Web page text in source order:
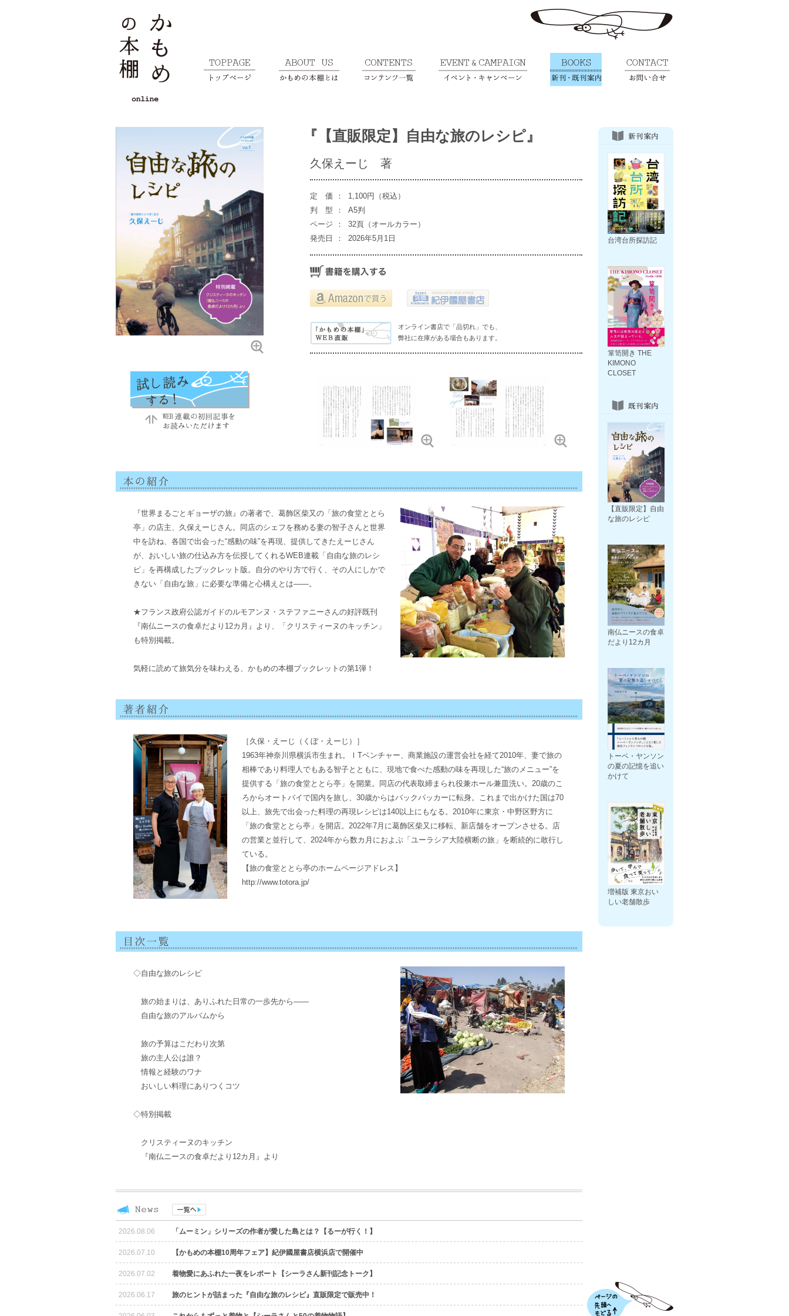
『【直販限定】自由な旅のレシピ』
久保えーじ 著
定 価 ：
1,100円（税込）
判 型
：
A5判
ページ
：
32頁（オールカラー）
発売日
： 2026年5月1日
オンライン書店で「品切れ」でも、
弊社に在庫がある場合もあります。
『世界まるごとギョーザの旅』の著者で、葛飾区柴又の「旅の食堂ととら
亭」の店主、久保えーじさん。同店のシェフを務める妻の智子さんと世界
中を訪ね、各国で出会った“感動の味”を再現、提供してきたえーじさん
が、おいしい旅の仕込み方を伝授してくれるWEB連載「自由な旅のレシ
ピ」を再構成したブックレット版。自分のやり方で行く、その人にしかで
きない「自由な旅」に必要な準備と心構えとは――。
★フランス政府公認ガイドのルモアンヌ・ステファニーさんの好評既刊
『南仏ニースの食卓だより12カ月』より、「クリスティーヌのキッチン」
も特別掲載。
気軽に読めて旅気分を味わえる、かもめの本棚ブックレットの第1弾！
［久保・えーじ（くぼ・えーじ）］
1963年神奈川県横浜市生まれ。ⅠTベンチャー、商業施設の運営会社を経て2010年、妻で旅の
相棒であり料理人でもある智子とともに、現地で食べた感動の味を再現した“旅のメニュー”を
提供する「旅の食堂ととら亭」を開業。同店の代表取締まられ役兼ホール兼皿洗い。20歳のこ
ろからオートバイで国内を旅し、30歳からはバックパッカーに転身。これまで出かけた国は70
以上、旅先で出会った料理の再現レシピは140以上にもなる。2010年に東京・中野区野方に
「旅の食堂ととら亭」を開店。2022年7月に葛飾区柴又に移転、新店舗をオープンさせる。店
の営業と並行して、2024年から数カ月におよぶ「ユーラシア大陸横断の旅」を断続的に敢行し
ている。
【旅の食堂ととら亭のホームページアドレス】
http://www.totora.jp/
◇自由な旅のレシピ
旅の始まりは、ありふれた日常の一歩先から――
自由な旅のアルバムから
旅の予算はこだわり次第
旅の主人公は誰？
情報と経験のワナ
おいしい料理にありつくコツ
◇特別掲載
クリスティーヌのキッチン
『南仏ニースの食卓だより12カ月』より
2026.08.06 「ムーミン」シリーズの作者が愛した島とは？【るーが行く！】
2026.07.10 【かもめの本棚10周年フェア】紀伊國屋書店横浜店で開催中
2026.07.02 着物愛にあふれた一夜をレポート【シーラさん新刊記念トーク】
2026.06.17 旅のヒントが詰まった『自由な旅のレシピ』直販限定で販売中！
台湾台所探訪記
箪笥開き THE
KIMONO
CLOSET
【直販限定】自由
な旅のレシピ
南仏ニースの食卓
だより12カ月
トーベ・ヤンソン
の夏の記憶を追い
かけて
増補版 東京おい
しい老舗散歩